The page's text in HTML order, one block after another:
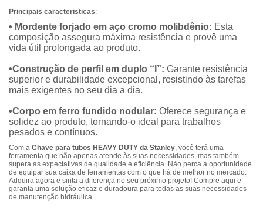
Principais caracteristicas:
• Mordente forjado em aço cromo molibdênio: Esta
composição assegura máxima resistência e provê uma
vida útil prolongada ao produto.
•Construção de perfil em duplo “I”: Garante resistência
superior e durabilidade excepcional, resistindo às tarefas
mais exigentes no seu dia a dia.
•Corpo em ferro fundido nodular: Oferece segurança e
solidez ao produto, tornando-o ideal para trabalhos
pesados e contínuos.
Com a Chave para tubos HEAVY DUTY da Stanley, você terá uma
ferramenta que não apenas atende às suas necessidades, mas também
supera as expectativas de qualidade e eficiência. Não perca a oportunidade
de equipar sua caixa de ferramentas com o que há de melhor no mercado.
Adquira agora e sinta a diferença no seu próximo projeto! Compre aqui e
garanta uma solução eficaz e duradoura para todas as suas necessidades
de manutenção hidráulica.